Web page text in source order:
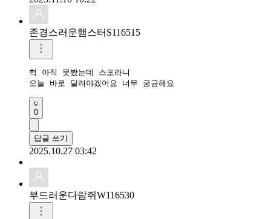
존경스러운햄스터S116515
헉 아직 못봤는데 스포라니
오늘 바로 달려야겠어요 너무 궁금해요
0
답글 쓰기
2025.10.27 03:42
부드러운다람쥐W116530